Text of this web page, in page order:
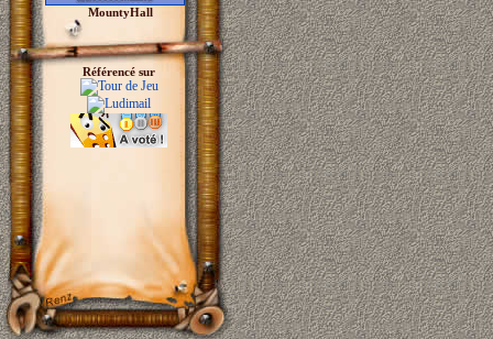
MountyHall
Référencé sur